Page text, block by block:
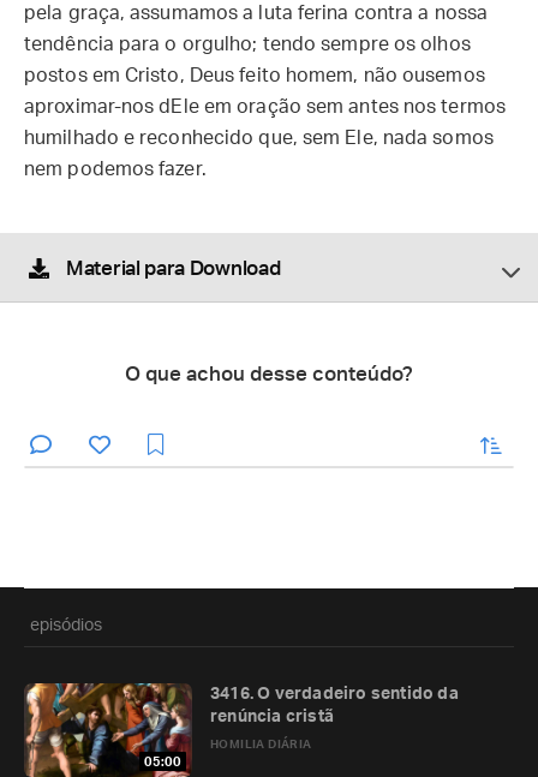
pela graça, assumamos a luta ferina contra a nossa
tendência para o orgulho; tendo sempre os olhos
postos em Cristo, Deus feito homem, não ousemos
aproximar-nos dEle em oração sem antes nos termos
humilhado e reconhecido que, sem Ele, nada somos
nem podemos fazer.
Material para Download
O que achou desse conteúdo?
enviar
episódios
05:00
HOMILIA DIÁRIA
3416. O verdadeiro sentido da
renúncia cristã